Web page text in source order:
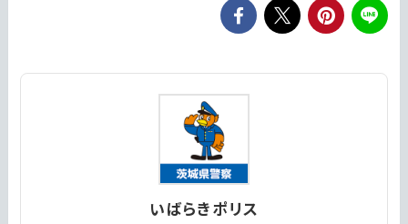
いばらきポリス